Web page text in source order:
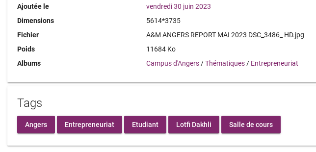
Ajoutée le
vendredi 30 juin 2023
Dimensions
5614*3735
Fichier
A&M ANGERS REPORT MAI 2023 DSC_3486_ HD.jpg
Poids
11684 Ko
Albums
Campus d'Angers /Thématiques / Entrepreneuriat
Tags
Angers Entrepreneuriat Etudiant Lotfi Dakhli Salle de cours